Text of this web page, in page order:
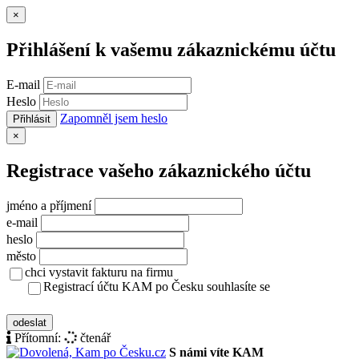
×
Přihlášení k vašemu zákaznickému účtu
E-mail
Heslo
Přihlásit Zapomněl jsem heslo
×
Registrace vašeho zákaznického účtu
jméno a příjmení
e-mail
heslo
město
chci vystavit fakturu na firmu
Registrací účtu KAM po Česku souhlasíte se
odeslat
Přítomní:
čtenář
S námi víte KAM